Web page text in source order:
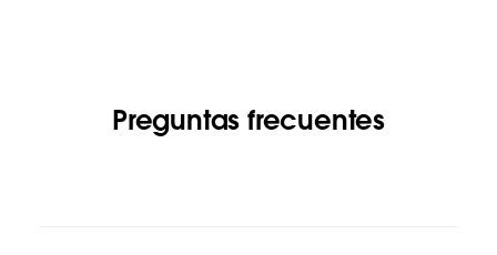
Preguntas frecuentes